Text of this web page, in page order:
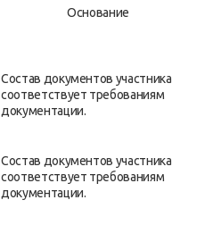
Основание
Состав документов участника
соответствует требованиям
документации.
Состав документов участника
соответствует требованиям
документации.